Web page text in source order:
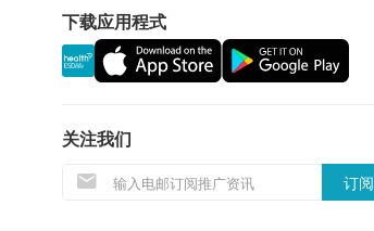
下载应用程式
关注我们
订阅